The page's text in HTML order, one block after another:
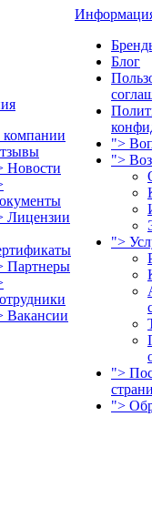
Новости
Лицензии
Партнеры
Вакансии
Блог
">
">
">
">
">